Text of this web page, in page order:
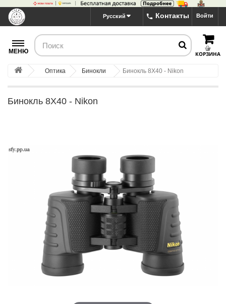
Войти
Контакты
Русский
КОРЗИНА
МЕНЮ
Оптика Бинокли Бинокль 8X40 - Nikon
Бинокль 8X40 - Nikon